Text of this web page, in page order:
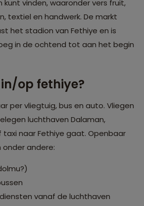
kunt vinden, waaronder vers fruit,
textiel en handwerk. De markt
het stadion van Fethiye en is
in de ochtend tot aan het begin
op fethiye?
per vliegtuig, bus en auto. Vliegen
luchthaven Dalaman,
taxi naar Fethiye gaat. Openbaar
onder andere:
vanaf de luchthaven